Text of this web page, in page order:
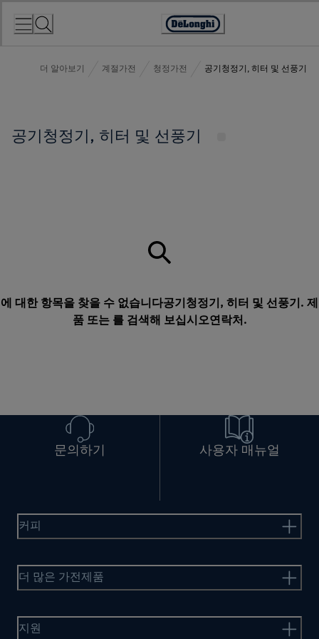
Accessibility
더 알아보기 계절가전 청정가전 공기청정기, 히터 및 선풍기
공기청정기, 히터 및 선풍기
에 대한 항목을 찾을 수 없습니다공기청정기, 히터 및 선풍기. 제
품 또는 를 검색해 보십시오연락처 .
문의하기 사용자 매뉴얼
커피
더 많은 가전제품
지원